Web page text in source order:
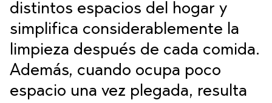
distintos espacios del hogar y
simplifica considerablemente la
limpieza después de cada comida.
Además, cuando ocupa poco
espacio una vez plegada, resulta